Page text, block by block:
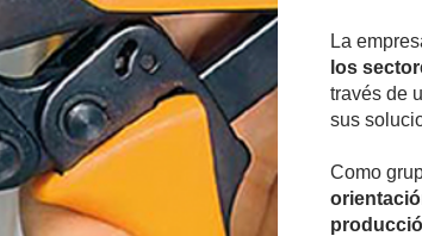
La
los
través de
sus
Como